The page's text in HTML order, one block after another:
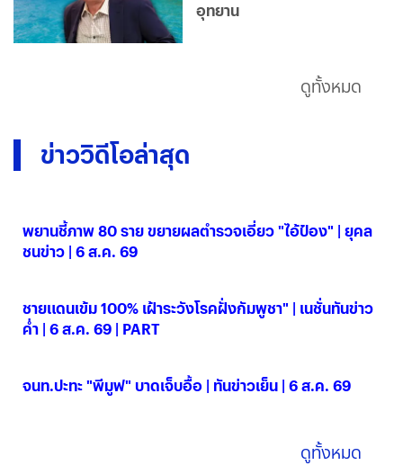
อุทยาน
ดูทั้งหมด
ข่าววิดีโอล่าสุด
พยานชี้ภาพ 80 ราย ขยายผลตำรวจเอี่ยว "ไอ้ป๋อง" | ยุคล
ชนข่าว | 6 ส.ค. 69
ชายแดนเข้ม 100% เฝ้าระวังโรคฝั่งกัมพูชา" | เนชั่นทันข่าว
ค่ำ | 6 ส.ค. 69 | PART
จนท.ปะทะ "พีมูฟ" บาดเจ็บอื้อ | ทันข่าวเย็น | 6 ส.ค. 69
ดูทั้งหมด